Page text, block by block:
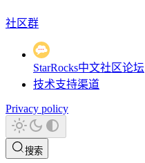
社区群
StarRocks中文社区论坛
技术支持渠道
Privacy policy
搜索